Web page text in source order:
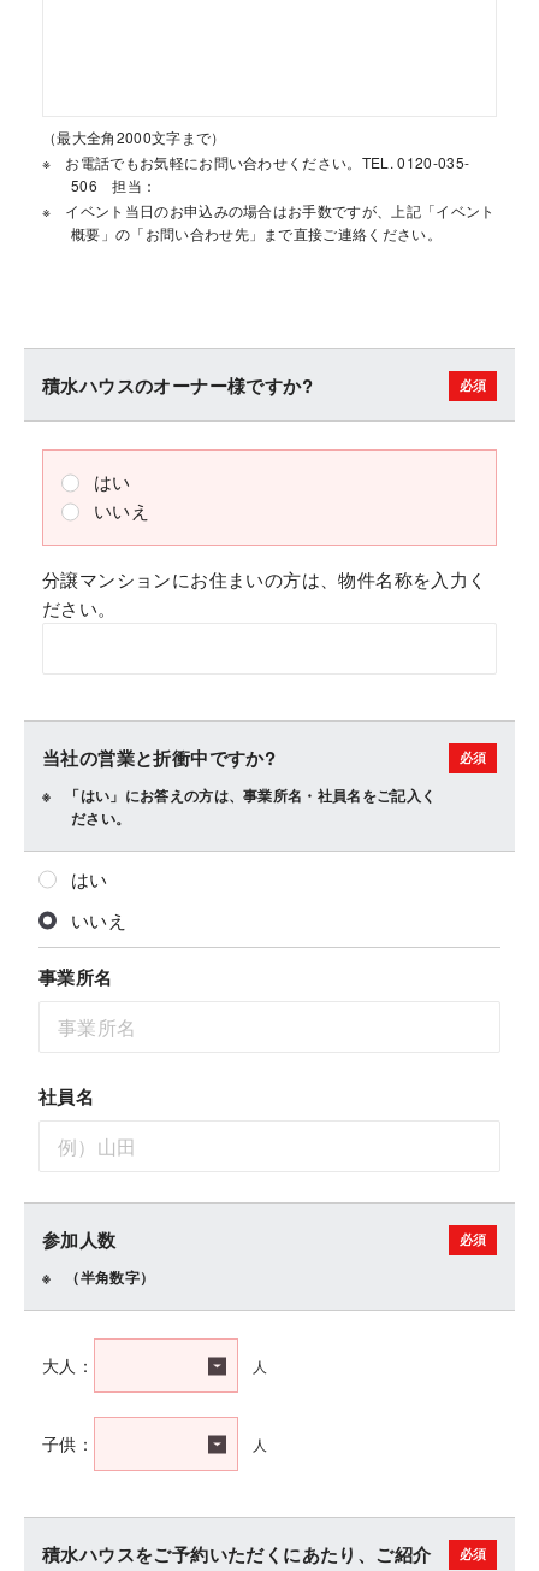
（最大全角2000文字まで）
お電話でもお気軽にお問い合わせください。TEL. 0120-035-
506 担当：
イベント当日のお申込みの場合はお手数ですが、上記「イベント
概要」の「お問い合わせ先」まで直接ご連絡ください。
積水ハウスのオーナー様ですか?
はい
いいえ
分譲マンションにお住まいの方は、物件名称を入力く
ださい。
当社の営業と折衝中ですか?
「はい」にお答えの方は、事業所名・社員名をご記入く
ださい。
はい
いいえ
事業所名
社員名
参加人数
（半角数字）
大人： 人
子供： 人
積水ハウスをご予約いただくにあたり、ご紹介